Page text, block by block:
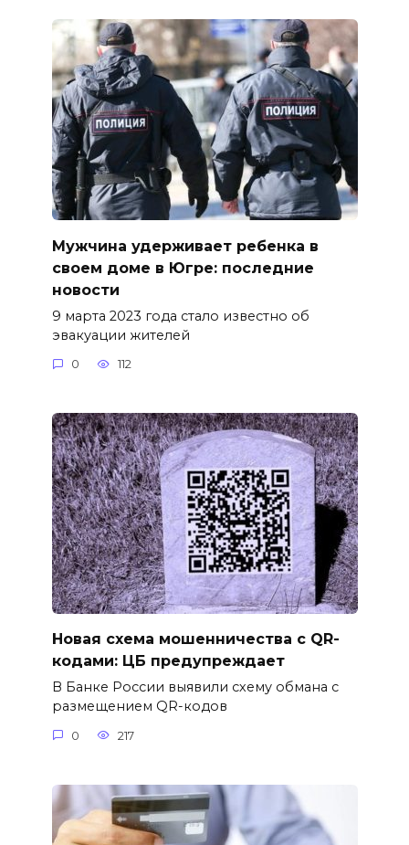
Мужчина удерживает ребенка в
своем доме в Югре: последние
новости
9 марта 2023 года стало известно об
эвакуации жителей
0 112
Новая схема мошенничества с QR-
кодами: ЦБ предупреждает
В Банке России выявили схему обмана с
размещением QR-кодов
0 217